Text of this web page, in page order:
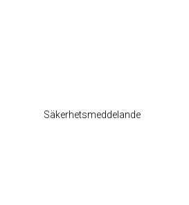
Säkerhetsmeddelande